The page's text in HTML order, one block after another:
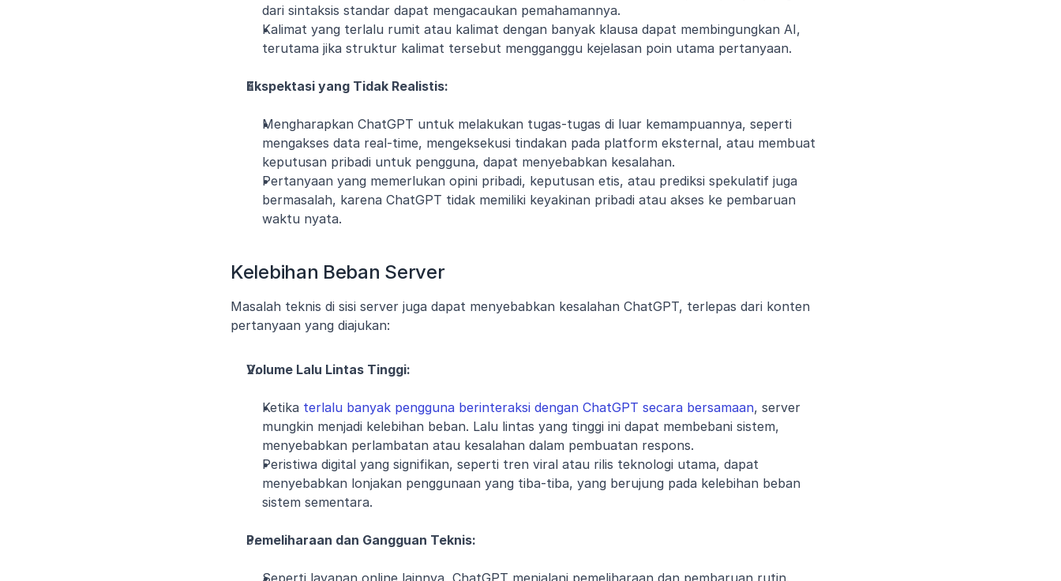
dari sintaksis standar dapat mengacaukan pemahamannya.
Kalimat yang terlalu rumit atau kalimat dengan banyak klausa dapat membingungkan AI,
terutama jika struktur kalimat tersebut mengganggu kejelasan poin utama pertanyaan.
Ekspektasi yang Tidak Realistis:
Mengharapkan ChatGPT untuk melakukan tugas-tugas di luar kemampuannya, seperti
mengakses data real-time, mengeksekusi tindakan pada platform eksternal, atau membuat
keputusan pribadi untuk pengguna, dapat menyebabkan kesalahan.
Pertanyaan yang memerlukan opini pribadi, keputusan etis, atau prediksi spekulatif juga
bermasalah, karena ChatGPT tidak memiliki keyakinan pribadi atau akses ke pembaruan
waktu nyata.
Kelebihan Beban Server
Masalah teknis di sisi server juga dapat menyebabkan kesalahan ChatGPT, terlepas dari konten
pertanyaan yang diajukan:
Volume Lalu Lintas Tinggi:
Ketika terlalu banyak pengguna berinteraksi dengan ChatGPT secara bersamaan, server
mungkin menjadi kelebihan beban. Lalu lintas yang tinggi ini dapat membebani sistem,
menyebabkan perlambatan atau kesalahan dalam pembuatan respons.
Peristiwa digital yang signifikan, seperti tren viral atau rilis teknologi utama, dapat
menyebabkan lonjakan penggunaan yang tiba-tiba, yang berujung pada kelebihan beban
sistem sementara.
Pemeliharaan dan Gangguan Teknis:
Seperti layanan online lainnya, ChatGPT menjalani pemeliharaan dan pembaruan rutin.